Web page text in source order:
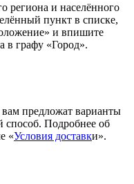
региона и населённого
пункт в списке,
и впишите
в графу «Город».
предложат варианты
способ. Подробнее об
«Условия доставки».